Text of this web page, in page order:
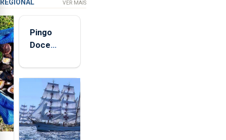
REGIONAL VER MAIS
Pingo
Doce
quinta-
feira nova
loja em
São
Sebastião
e cria 30